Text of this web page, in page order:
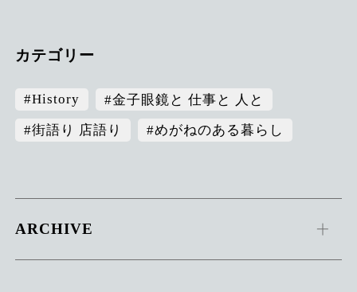
カテゴリー
#History #金子眼鏡と 仕事と 人と
#街語り 店語り #めがねのある暮らし
ARCHIVE